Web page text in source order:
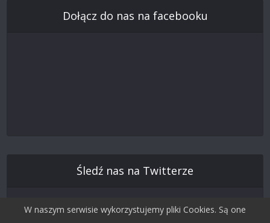
Dołącz do nas na facebooku
Śledź nas na Twitterze
W naszym serwisie wykorzystujemy pliki Cookies. Są one